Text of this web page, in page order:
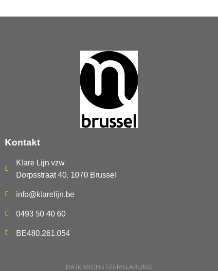
Kontakt
Klare Lijn vzw
Dorpsstraat 40, 1070 Brussel
info@klarelijn.be
0493 50 40 60
BE480.261.054
DATENSCHÜTZERKLÄRUNG